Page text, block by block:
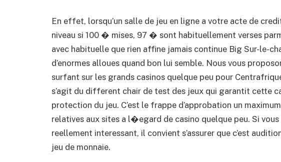
En effet, lorsqu’un salle de jeu en ligne a votre acte de
niveau si 100 � mises, 97 � sont habituellement verses
avec habituelle que rien affine jamais continue Big Sur-le-
d’enormes alloues quand bon lui semble. Nous vous
surfant sur les grands casinos quelque peu pour
s’agit du different chair de test des jeux qui garantit cette
protection du jeu. C’est le frappe d’approbation un
relatives aux sites a l�egard de casino quelque peu. Si
reellement interessant, il convient s’assurer que c’est
jeu de monnaie.